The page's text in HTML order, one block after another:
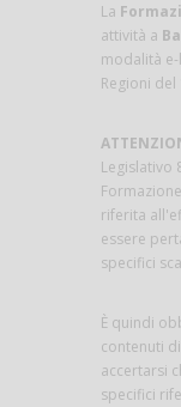
La
attività a
modalità
Regioni
Legislativo
riferita
essere
specifici
È quindi
contenuti
accertarsi
specifici